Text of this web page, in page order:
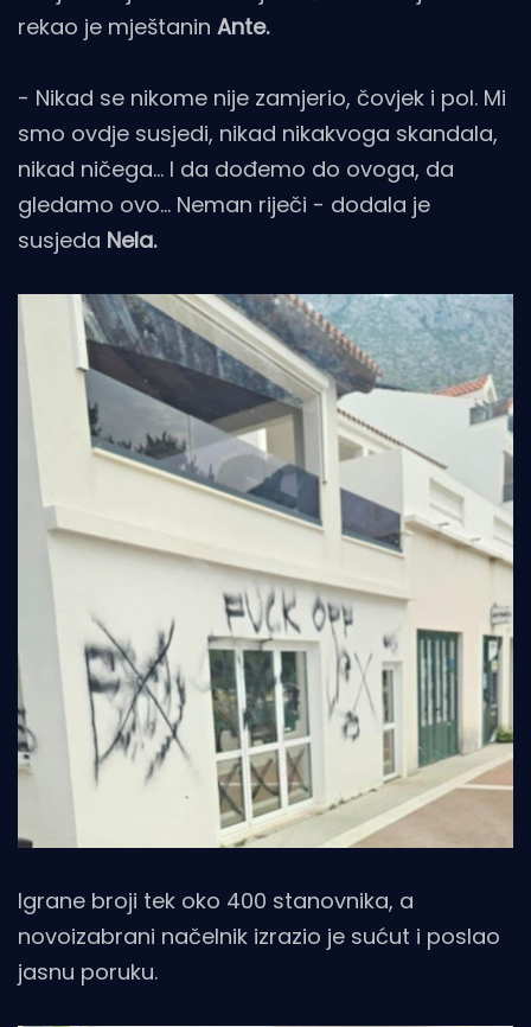
rekao je mještanin Ante.
- Nikad se nikome nije zamjerio, čovjek i pol. Mi
smo ovdje susjedi, nikad nikakvoga skandala,
nikad ničega… I da dođemo do ovoga, da
gledamo ovo… Neman riječi - dodala je
susjeda Nela.
Igrane broji tek oko 400 stanovnika, a
novoizabrani načelnik izrazio je sućut i poslao
jasnu poruku.